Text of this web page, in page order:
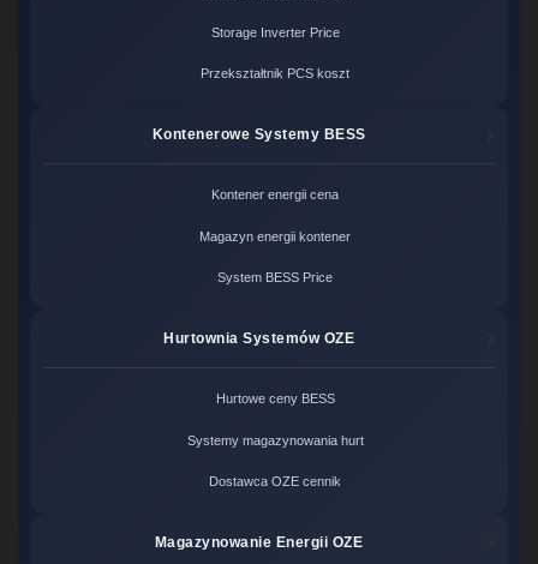
Storage Inverter Price
Przekształtnik PCS koszt
Kontenerowe Systemy BESS
Kontener energii cena
Magazyn energii kontener
System BESS Price
Hurtownia Systemów OZE
Hurtowe ceny BESS
Systemy magazynowania hurt
Dostawca OZE cennik
Magazynowanie Energii OZE